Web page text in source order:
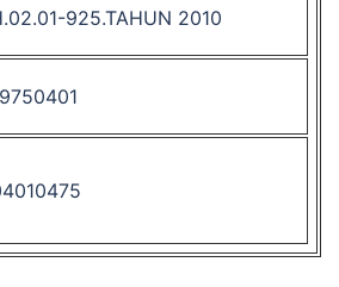
925.TAHUN 2010